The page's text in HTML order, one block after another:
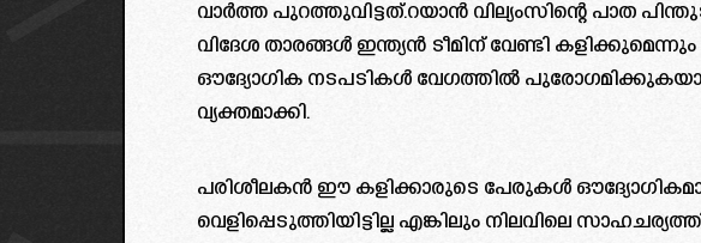
വാർത്ത പുറത്തുവിട്ടത്.റയാൻ വില്യംസിന്റെ പാത
വിദേശ താരങ്ങൾ ഇന്ത്യൻ ടീമിന് വേണ്ടി
ഔദ്യോഗിക നടപടികൾ വേഗത്തിൽ
വ്യക്തമാക്കി.
പരിശീലകൻ ഈ കളിക്കാരുടെ പേരുകൾ
വെളിപ്പെടുത്തിയിട്ടില്ല എങ്കിലും നിലവിലെ